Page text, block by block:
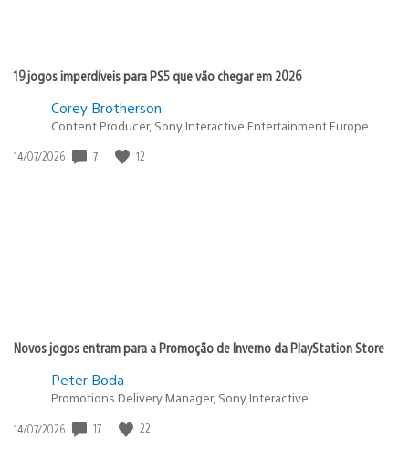
19 jogos imperdíveis para PS5 que vão chegar em 2026
Corey Brotherson
Content Producer, Sony Interactive Entertainment Europe
Data
14/07/2026 7 12
Novos jogos entram para a Promoção de Inverno da PlayStation Store
Peter Boda
Promotions Delivery Manager, Sony Interactive
Data
14/07/2026 17 22